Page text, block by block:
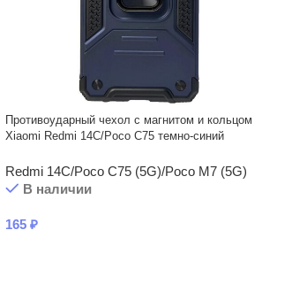
Противоударный чехол с магнитом и кольцом
Xiaomi Redmi 14С/Poco C75 темно-синий
Redmi 14C/Poco C75 (5G)/Poco M7 (5G)
В наличии
165 ₽